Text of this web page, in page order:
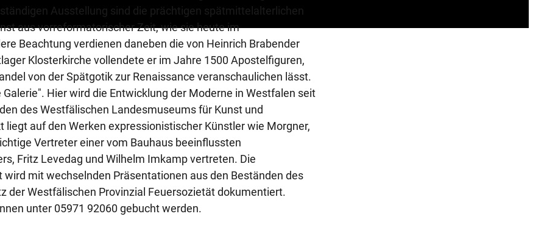
i
e
l
e
n
e
Ausstellung sind die prächtigen spätmittelalterlichen
aus vorreformatorischer Zeit, wie sie heute im
Beachtung verdienen daneben die von Heinrich Brabender
Klosterkirche vollendete er im Jahre 1500 Apostelfiguren,
von der Spätgotik zur Renaissance veranschaulichen lässt.
Hier wird die Entwicklung der Moderne in Westfalen seit
des Westfälischen Landesmuseums für Kunst und
auf den Werken expressionistischer Künstler wie Morgner,
Vertreter einer vom Bauhaus beeinflussten
Fritz Levedag und Wilhelm Imkamp vertreten. Die
mit wechselnden Präsentationen aus den Beständen des
der Westfälischen Provinzial Feuersozietät dokumentiert.
unter 05971 92060 gebucht werden.